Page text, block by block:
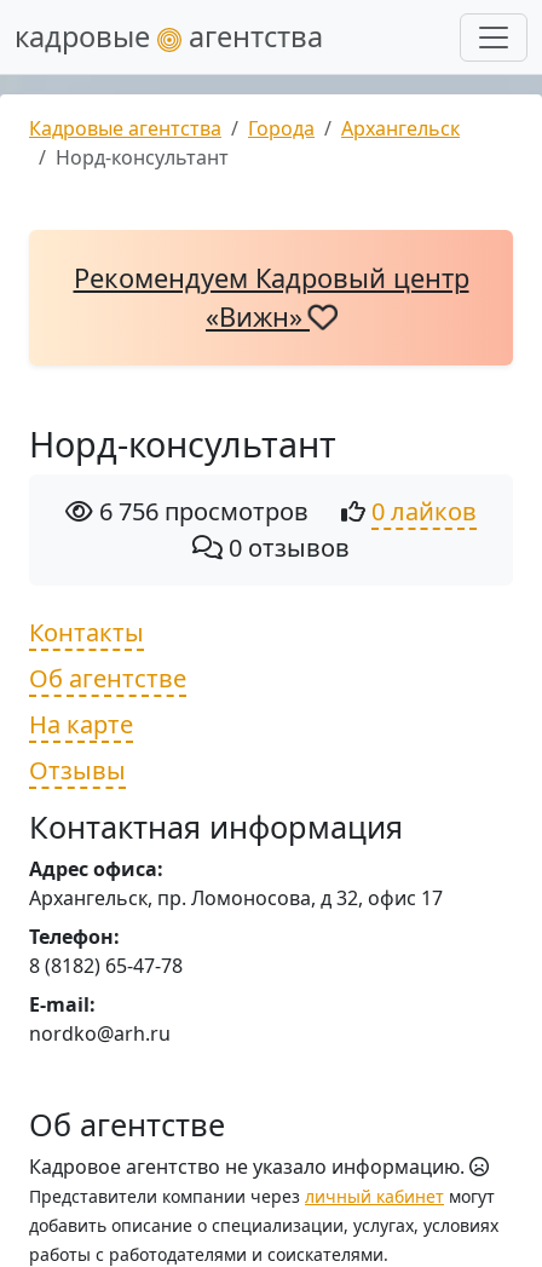
кадровые агентства
Кадровые агентства Города
Архангельск
Норд-консультант
Рекомендуем Кадровый центр
«Вижн»
Норд-консультант
6 756 просмотров
0 лайков
0 отзывов
Контакты
Об агентстве
На карте
Отзывы
Контактная информация
Адрес офиса:
Архангельск, пр. Ломоносова, д 32, офис 17
Телефон:
8 (8182) 65-47-78
E-mail:
nordko@arh.ru
Об агентстве
Кадровое агентство не указало информацию.
Представители компании через личный кабинет могут
добавить описание о специализации, услугах, условиях
работы с работодателями и соискателями.